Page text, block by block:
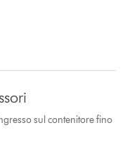
sul contenitore fino